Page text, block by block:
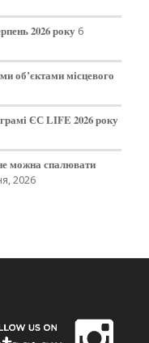
2026 року 6
об’єктами місцевого
ЄС LIFE 2026 року
можна спалювати
2026